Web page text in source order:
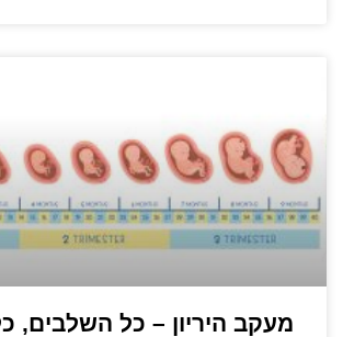
מעקב היריון – כל השלבים,